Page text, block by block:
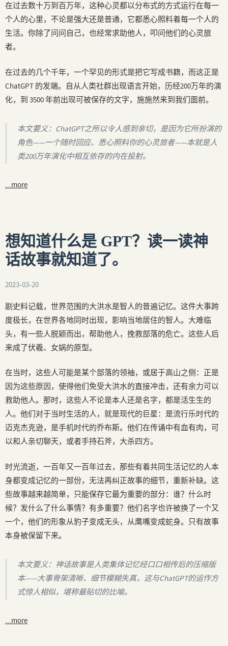
在过去数十万到百万年，这种心灵都以分布式的方式运行在每一
个人的心里，不论是强大还是普通，它都悉心照料着每一个人的
生活。你除了问问自己，也经常求助他人，叩问他们的心灵旅
者。
在过去的几个千年，一个罕见的形式是把它写成书籍，而这正是
ChatGPT 的发端。自从人类社群出现语言开始，历经200万年的演
化，到 3500 年前出现可被保存的文字，施施然来到我们面前。
本文要义：ChatGPT之所以令人感到亲切，是因为它所扮演的
角色——一个随时回应、悉心照料你的心灵旅者——本就是人
类200万年演化中相互依存的内在投射。
...more
想知道什么是 GPT？读一读神
话故事就知道了。
2023-03-20
剧史料记载，世界范围的大洪水是智人的普遍记忆。这件大事跨
度极长，在世界各地同时出现，影响当地居住的智人。大难临
头，有一些人脱颖而出，帮助他人，挽救部落的危亡。这些人后
来成了伏羲、女娲的原型。
在当时，这些人可能是某个部落的领袖，或居于高山之侧：正是
因为这些原因，使得他们免受大洪水的直接冲击，还有余力可以
救助他人。那时，这些人不论是本人还是名字，都是活生生的
人。他们对于当时生活的人，就是现代的巨星：是流行乐时代的
迈克杰克逊，是手机时代的乔布斯。他们在传诵中有血有肉，可
以和人亲切聊天，或者手持石斧，大杀四方。
时光流逝，一百年又一百年过去，那些有着共同生活记忆的人本
身都变成记忆的一部份，无法再纠正故事的细节，重新补缺。这
些故事越来越简单，只能保存它最为重要的部分：谁？什么时
候？发什么了什么事情？有多重要？他们名字也许被换了一个又
一个，他们的形象从豹子变成无头，从鹰嘴变成蛇身。只有故事
本身被保留下来。
本文要义：神话故事是人类集体记忆经口口相传后的压缩版
本——大事骨架清晰、细节模糊失真，这与ChatGPT的运作方
式惊人相似，堪称最贴切的比喻。
...more